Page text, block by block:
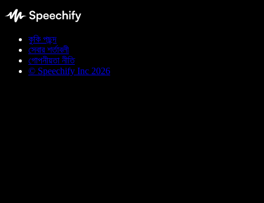
কুকি পছন্দ
সেবার শর্তাবলী
গোপনীয়তা নীতি
© Speechify Inc 2026